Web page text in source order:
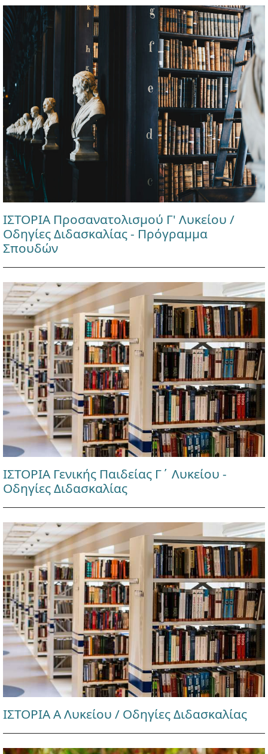
ΙΣΤΟΡΙΑ Προσανατολισμού Γ' Λυκείου /
Οδηγίες Διδασκαλίας - Πρόγραμμα
Σπουδών
ΙΣΤΟΡΙΑ Γενικής Παιδείας Γ΄ Λυκείου -
Οδηγίες Διδασκαλίας
ΙΣΤΟΡΙΑ Α Λυκείου / Οδηγίες Διδασκαλίας